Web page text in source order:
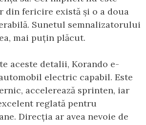
din fericire există și o a doua
Sunetul semnalizatorului
mai puțin plăcut.
aceste detalii, Korando e-
electric capabil. Este
accelerează sprinten, iar
reglată pentru
Direcția ar avea nevoie de